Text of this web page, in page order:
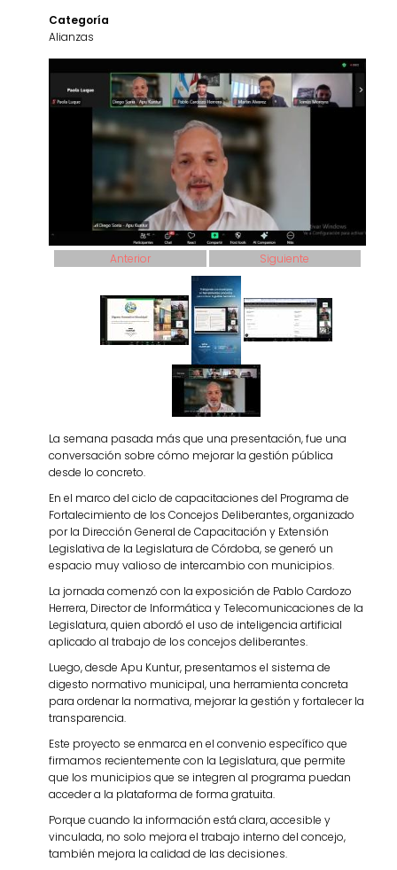
Categoría
Alianzas
Anterior Siguiente
La semana pasada más que una presentación, fue una
conversación sobre cómo mejorar la gestión pública
desde lo concreto.
En el marco del ciclo de capacitaciones del Programa de
Fortalecimiento de los Concejos Deliberantes, organizado
por la Dirección General de Capacitación y Extensión
Legislativa de la Legislatura de Córdoba, se generó un
espacio muy valioso de intercambio con municipios.
La jornada comenzó con la exposición de Pablo Cardozo
Herrera, Director de Informática y Telecomunicaciones de la
Legislatura, quien abordó el uso de inteligencia artificial
aplicado al trabajo de los concejos deliberantes.
Luego, desde Apu Kuntur, presentamos el sistema de
digesto normativo municipal, una herramienta concreta
para ordenar la normativa, mejorar la gestión y fortalecer la
transparencia.
Este proyecto se enmarca en el convenio específico que
firmamos recientemente con la Legislatura, que permite
que los municipios que se integren al programa puedan
acceder a la plataforma de forma gratuita.
Porque cuando la información está clara, accesible y
vinculada, no solo mejora el trabajo interno del concejo,
también mejora la calidad de las decisiones.